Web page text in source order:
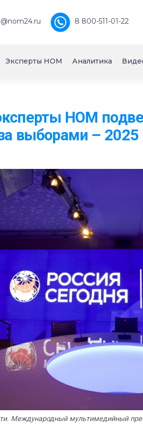
8 800-511-01-22
Эксперты НОМ Аналитика
НОМ
выборами – 2025
Международный мультимедийный